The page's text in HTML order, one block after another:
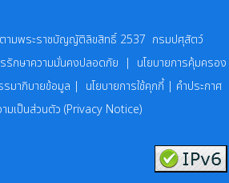
ามพระราชบัญญัติลิขสิทธิ์ 2537 กรมปศุสัตว์
รรักษาความมั่นคงปลอดภัย | นโยบายการคุ้มครอง
รมาภิบายข้อมูล | นโยบายการใช้คุกกี้ | คำประกาศ
ามเป็นส่วนตัว (Privacy Notice)